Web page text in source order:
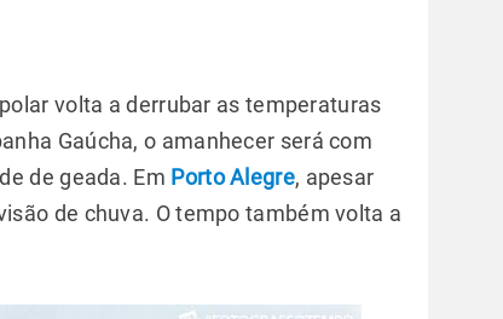
volta a derrubar as temperaturas
Gaúcha, o amanhecer será com
de geada. Em Porto Alegre, apesar
de chuva. O tempo também volta a